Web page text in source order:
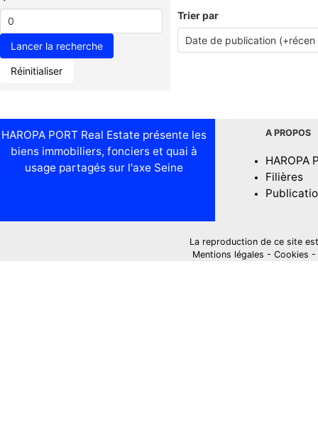
Réinitialiser
Trier par
HAROPA PORT Real Estate présente les
biens immobiliers, fonciers et quai à
usage partagés sur l'axe Seine
A PROPOS
HAROPA
Filières
La reproduction de ce site
Mentions légales - Cookies -